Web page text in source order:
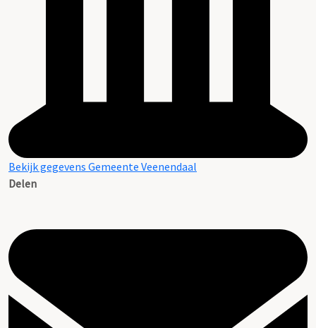
Aanvulling archief A.P. de Kleuver (II)
Bekijk gegevens Gemeente Veenendaal
Delen